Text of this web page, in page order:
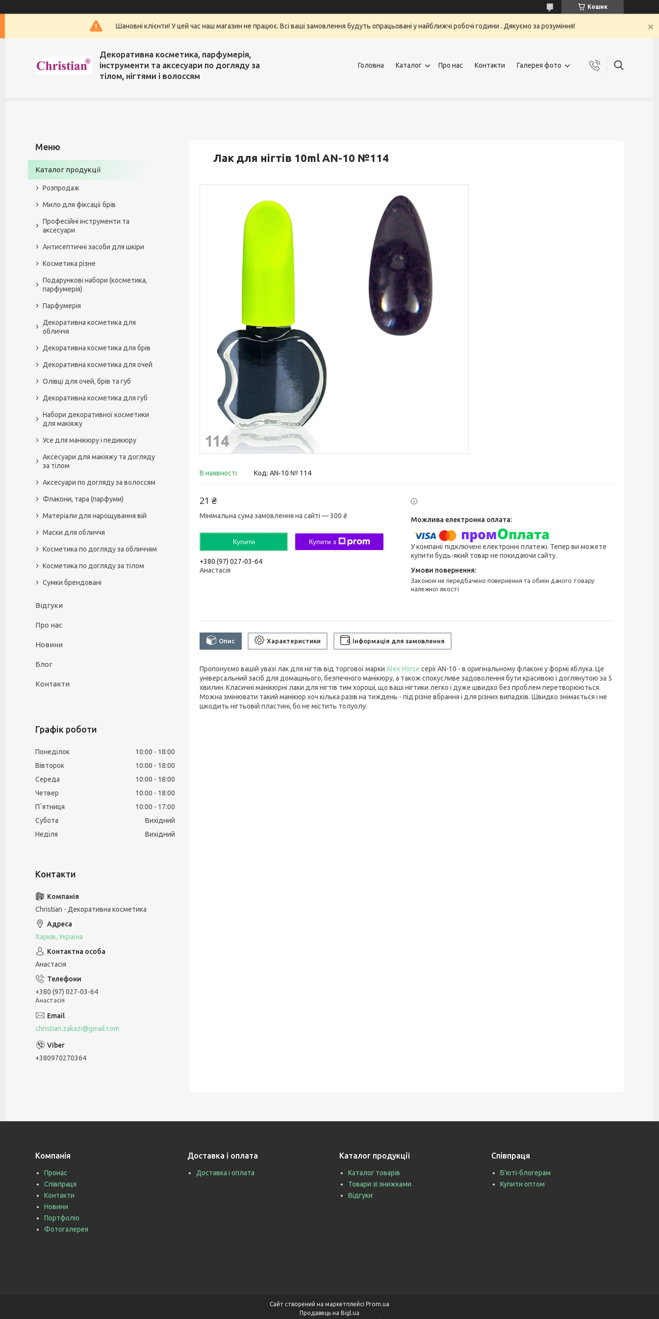
Кошик
Шановні клієнти! У цей час наш магазин не працює. Всі ваші замовлення будуть опрацьовані у найближчі робочі години . Дякуємо за розуміння!
Декоративна косметика, парфумерія,
інструменти та аксесуари по догляду за
тілом, нігтями і волоссям
Головна Каталог Про нас Контакти Галерея фото
Лак для нігтів 10ml AN-10 №114
В наявності Код: AN-10 № 114
21 ₴
Мінімальна сума замовлення на сайті — 300 ₴
Купити Купити з
+380 (97) 027-03-64
Анастасія
У компанії підключені електронні платежі. Тепер ви можете
купити будь-який товар не покидаючи сайту.
Законом не передбачено повернення та обмін даного товару
належної якості
Опис Характеристики Інформація для замовлення
Пропонуємо вашій увазі лак для нігтів від торгової марки Alex Horse серії AN-10 - в оригінальному флаконі у формі яблука. Це
універсальний засіб для домашнього, безпечного манікюру, а також спокусливе задоволення бути красивою і доглянутою за 5
хвилин. Класичні манікюрні лаки для нігтів тим хороші, що ваші нігтики легко і дуже швидко без проблем перетворюються.
Можна змінювати такий манікюр хоч кілька разів на тиждень - під різне вбрання і для різних випадків. Швидко знімається і не
шкодить нігтьовій пластині, бо не містить толуолу.
Каталог продукції
Розпродаж
Мило для фіксації брів
Професійні інструменти та
аксесуари
Антисептичні засоби для шкіри
Косметика різне
Подарункові набори (косметика,
парфумерія)
Парфумерія
Декоративна косметика для
обличчя
Декоративна косметика для брів
Декоративна косметика для очей
Олівці для очей, брів та губ
Декоративна косметика для губ
Набори декоративної косметики
для макіяжу
Усе для манікюру і педикюру
Аксесуари для макіяжу та догляду
за тілом
Аксесуари по догляду за волоссям
Флакони, тара (парфуми)
Матеріали для нарощування вій
Маски для обличчя
Косметика по догляду за обличчям
Косметика по догляду за тілом
Сумки брендовані
Відгуки
Про нас
Новини
Блог
Контакти
Графік роботи
Понеділок 10:00
18:00
Вівторок
10:00
18:00
Середа
10:00
18:00
Четвер
10:00
18:00
Пʼятниця
10:00
17:00
Субота
Вихідний
Неділя
Вихідний
Christian - Декоративна косметика
Харків, Україна
Анастасія
+380 (97) 027-03-64
Анастасія
christian.zakazi@gmail.com
+380970270364
Компанія
Пронас
Співпраця
Контакти
Новини
Портфоліо
Фотогалерея
Доставка і оплата
Доставка і оплата
Каталог продукції
Каталог товарів
Товари зі знижками
Відгуки
Співпраця
Б'юті-блогерам
Купити оптом
Сайт створений на маркетплейсі Prom.ua
Продавець на Bigl.ua